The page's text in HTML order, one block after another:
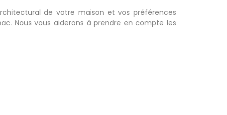
de votre maison et vos préférences
Nous vous aiderons à prendre en compte les